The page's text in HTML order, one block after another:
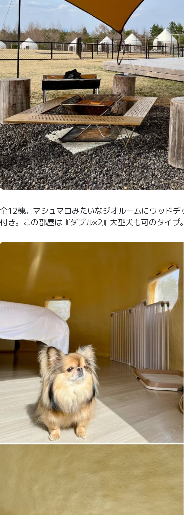
全12棟。マシュマロみたいなジオルームにウッド
付き。この部屋は『ダブル×2』大型犬も可のタイプ。